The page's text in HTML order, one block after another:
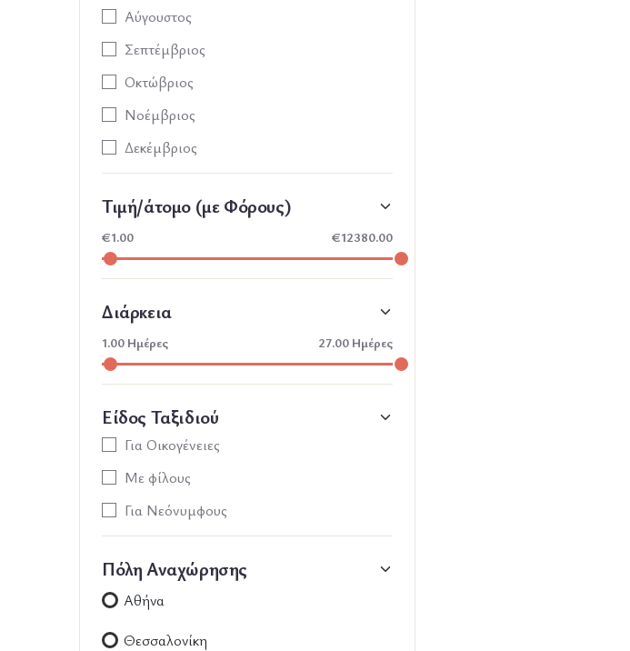
Αύγουστος
Σεπτέμβριος
Οκτώβριος
Νοέμβριος
Δεκέμβριος
Τιμή/άτομο (με Φόρους)
€1.00 €12380.00
Διάρκεια
1.00 Ημέρες 27.00 Ημέρες
Είδος Ταξιδιού
Για Οικογένειες
Με φίλους
Για Νεόνυμφους
Πόλη Αναχώρησης
Αθήνα
Θεσσαλονίκη